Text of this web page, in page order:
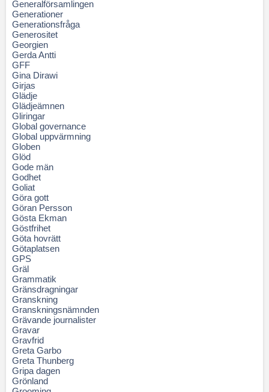
Generalförsamlingen
Generationer
Generationsfråga
Generositet
Georgien
Gerda Antti
GFF
Gina Dirawi
Girjas
Glädje
Glädjeämnen
Gliringar
Global governance
Global uppvärmning
Globen
Glöd
Gode män
Godhet
Goliat
Göra gott
Göran Persson
Gösta Ekman
Göstfrihet
Göta hovrätt
Götaplatsen
GPS
Gräl
Grammatik
Gränsdragningar
Granskning
Granskningsnämnden
Grävande journalister
Gravar
Gravfrid
Greta Garbo
Greta Thunberg
Gripa dagen
Grönland